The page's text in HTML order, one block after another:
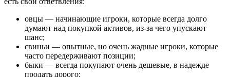
овцы — начинающие игроки, которые всегда долго
думают над покупкой активов, из-за чего упускают
шанс;
свиньи — опытные, но очень жадные игроки, которые
часто передерживают позиции;
быки — всегда покупают очень дешевые, в надежде
продать дорого;